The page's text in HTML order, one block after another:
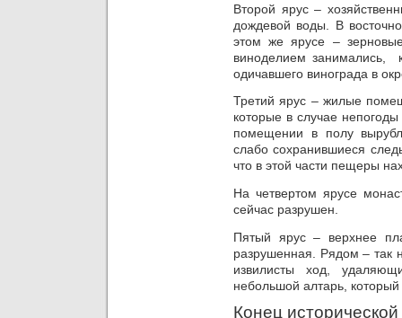
Второй ярус –
дождевой воды. В
этом же ярусе –
виноделием занимались,
одичавшего винограда в
Третий ярус – жилые
которые в случае
помещении в полу
слабо сохранившиеся
что в этой части пещеры
На четвертом ярусе
сейчас разрушен.
Пятый ярус – верхнее
разрушенная. Рядом – так
извилисты ход,
небольшой алтарь,
Конец исторической